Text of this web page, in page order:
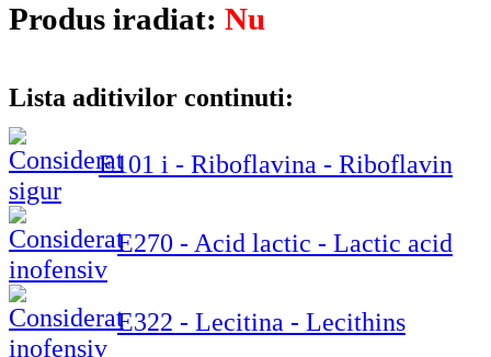
Produs iradiat: Nu
Lista aditivilor continuti:
E101 i - Riboflavina - Riboflavin
E270 - Acid lactic - Lactic acid
E322 - Lecitina - Lecithins